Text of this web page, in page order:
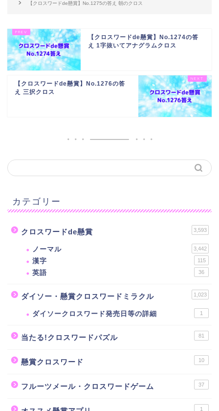
【クロスワードde懸賞】No.1275の答え 朝のクロス
【クロスワードde懸賞】No.1274の答
え 1字抜いてアナグラムクロス
【クロスワードde懸賞】No.1276の答
え 三択クロス
カテゴリー
クロスワードde懸賞 3,593
ノーマル 3,442
漢字 115
英語 36
ダイソー・懸賞クロスワードミラクル 1,023
ダイソークロスワード発売日等の詳細 1
当たる!クロスワードパズル 81
懸賞クロスワード 10
フルーツメール・クロスワードゲーム 37
1